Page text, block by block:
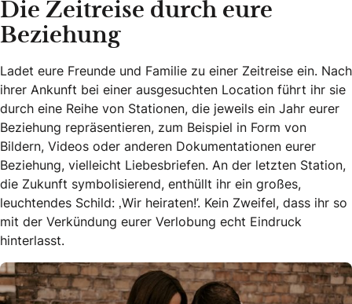
Die Zeitreise durch eure
Beziehung
Ladet eure Freunde und Familie zu einer Zeitreise ein. Nach
ihrer Ankunft bei einer ausgesuchten Location führt ihr sie
durch eine Reihe von Stationen, die jeweils ein Jahr eurer
Beziehung repräsentieren, zum Beispiel in Form von
Bildern, Videos oder anderen Dokumentationen eurer
Beziehung, vielleicht Liebesbriefen. An der letzten Station,
die Zukunft symbolisierend, enthüllt ihr ein großes,
leuchtendes Schild: ‚Wir heiraten!’. Kein Zweifel, dass ihr so
mit der Verkündung eurer Verlobung echt Eindruck
hinterlasst.